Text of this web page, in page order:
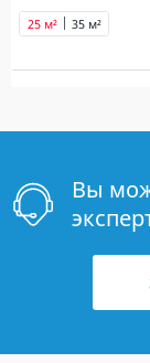
25 м² 35 м²
Вы